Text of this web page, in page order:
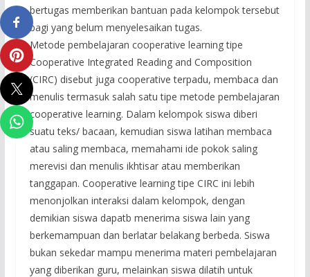
bertugas memberikan bantuan pada kelompok tersebut
bagi yang belum menyelesaikan tugas.
Metode pembelajaran cooperative learning tipe
Cooperative Integrated Reading and Composition
(CIRC) disebut juga cooperative terpadu, membaca dan
menulis termasuk salah satu tipe metode pembelajaran
cooperative learning. Dalam kelompok siswa diberi
suatu teks/ bacaan, kemudian siswa latihan membaca
atau saling membaca, memahami ide pokok saling
merevisi dan menulis ikhtisar atau memberikan
tanggapan. Cooperative learning tipe CIRC ini lebih
menonjolkan interaksi dalam kelompok, dengan
demikian siswa dapatb menerima siswa lain yang
berkemampuan dan berlatar belakang berbeda. Siswa
bukan sekedar mampu menerima materi pembelajaran
yang diberikan guru, melainkan siswa dilatih untuk